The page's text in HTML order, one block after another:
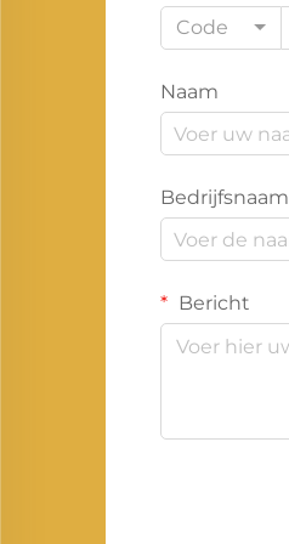
Code
Naam
Bedrijfsnaam
Bericht